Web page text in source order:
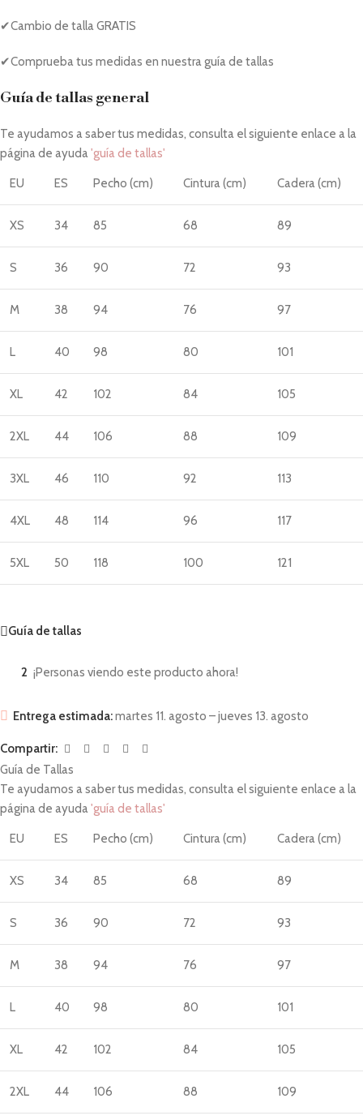
✔Cambio de talla GRATIS
✔Comprueba tus medidas en nuestra guía de tallas
Guía de tallas general
Te ayudamos a saber tus medidas, consulta el siguiente enlace a la
página de ayuda'guía de tallas'
EU ES Pecho (cm) Cintura (cm) Cadera (cm)
XS 34 85 68 89
S 36 90 72 93
M 38 94 76 97
L 40 98 80 101
XL 42 102 84 105
2XL 44 106 88 109
3XL 46 110 92 113
4XL 48 114 96 117
5XL 50 118 100 121
Guía de tallas
2 ¡Personas viendo este producto ahora!
Entrega estimada:martes 11. agosto – jueves 13. agosto
Compartir:
Guía de Tallas
Te ayudamos a saber tus medidas, consulta el siguiente enlace a la
página de ayuda'guía de tallas'
EU ES Pecho (cm) Cintura (cm) Cadera (cm)
XS 34 85 68 89
S 36 90 72 93
M 38 94 76 97
L 40 98 80 101
XL 42 102 84 105
2XL 44 106 88 109